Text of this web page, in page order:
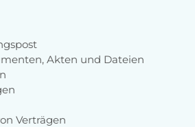
Akten und Dateien
Verträgen